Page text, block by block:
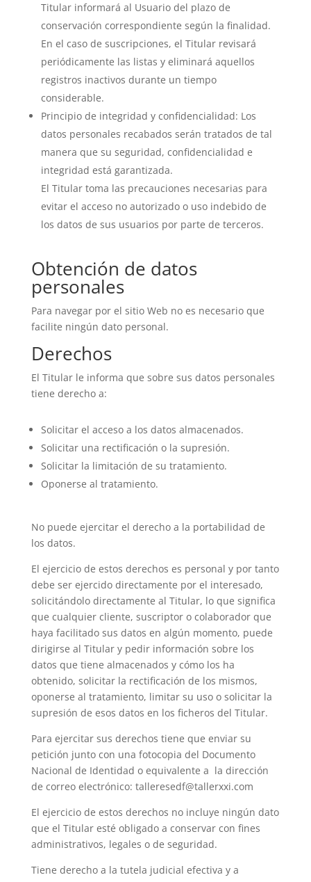
Titular informará al Usuario del plazo de
conservación correspondiente según la finalidad.
En el caso de suscripciones, el Titular revisará
periódicamente las listas y eliminará aquellos
registros inactivos durante un tiempo
considerable.
Principio de integridad y confidencialidad: Los
datos personales recabados serán tratados de tal
manera que su seguridad, confidencialidad e
integridad está garantizada.
El Titular toma las precauciones necesarias para
evitar el acceso no autorizado o uso indebido de
los datos de sus usuarios por parte de terceros.
Obtención de datos
personales
Para navegar por el sitio Web no es necesario que
facilite ningún dato personal.
Derechos
El Titular le informa que sobre sus datos personales
tiene derecho a:
Solicitar el acceso a los datos almacenados.
Solicitar una rectificación o la supresión.
Solicitar la limitación de su tratamiento.
Oponerse al tratamiento.
No puede ejercitar el derecho a la portabilidad de
los datos.
El ejercicio de estos derechos es personal y por tanto
debe ser ejercido directamente por el interesado,
solicitándolo directamente al Titular, lo que significa
que cualquier cliente, suscriptor o colaborador que
haya facilitado sus datos en algún momento, puede
dirigirse al Titular y pedir información sobre los
datos que tiene almacenados y cómo los ha
obtenido, solicitar la rectificación de los mismos,
oponerse al tratamiento, limitar su uso o solicitar la
supresión de esos datos en los ficheros del Titular.
Para ejercitar sus derechos tiene que enviar su
petición junto con una fotocopia del Documento
Nacional de Identidad o equivalente a la dirección
de correo electrónico: talleresedf@tallerxxi.com
El ejercicio de estos derechos no incluye ningún dato
que el Titular esté obligado a conservar con fines
administrativos, legales o de seguridad.
Tiene derecho a la tutela judicial efectiva y a